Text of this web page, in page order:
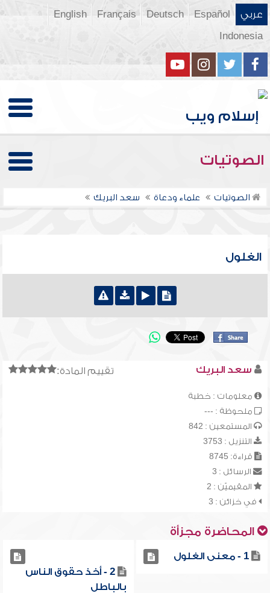
عربي Español
Deutsch
Français
English
Indonesia
الصوتيات
الصوتيات علماء ودعاة سعد البريك
الغلول
تقييم المادة: سعد البريك
معلومات : خطبة
ملحوظة : ---
المستمعين : 842
التنزيل : 3753
قراءة: 8745
الرسائل : 3
المقيميّن : 2
في خزائن : 3
المحاضرة مجزأة
1 - معنى الغلول
2 - أخذ حقوق الناس
بالباطل